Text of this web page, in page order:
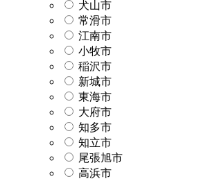
犬山市
常滑市
江南市
小牧市
稲沢市
新城市
東海市
大府市
知多市
知立市
尾張旭市
高浜市